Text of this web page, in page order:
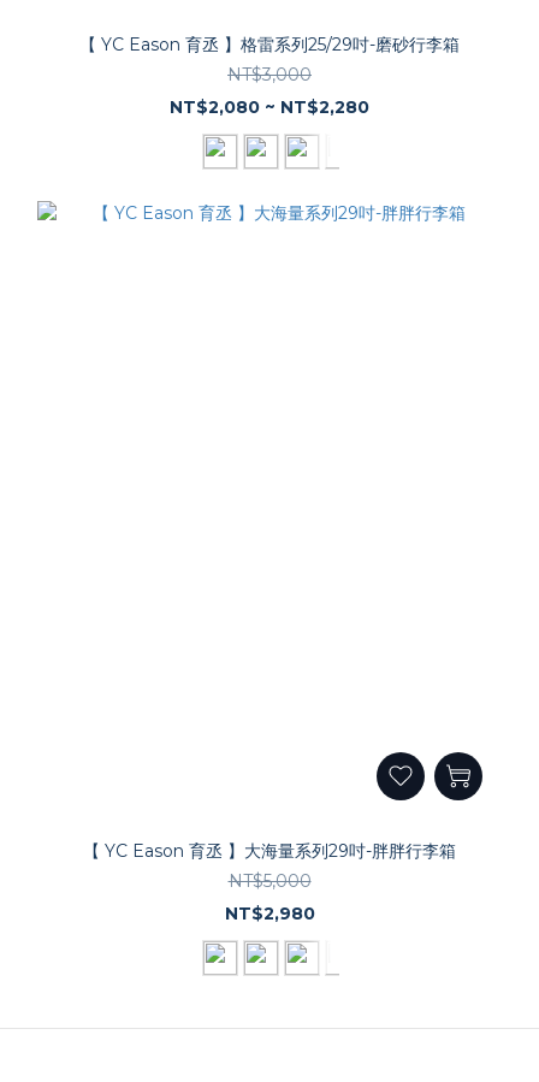
【 YC Eason 育丞 】格雷系列25/29吋-磨砂行李箱
NT$3,000
NT$2,080 ~ NT$2,280
【 YC Eason 育丞 】大海量系列29吋-胖胖行李箱
NT$5,000
NT$2,980